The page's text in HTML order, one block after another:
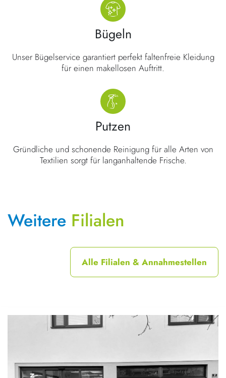
Bügeln
Unser Bügelservice garantiert perfekt faltenfreie Kleidung
für einen makellosen Auftritt.
Putzen
Gründliche und schonende Reinigung für alle Arten von
Textilien sorgt für langanhaltende Frische.
Weitere Filialen
Alle Filialen & Annahmestellen